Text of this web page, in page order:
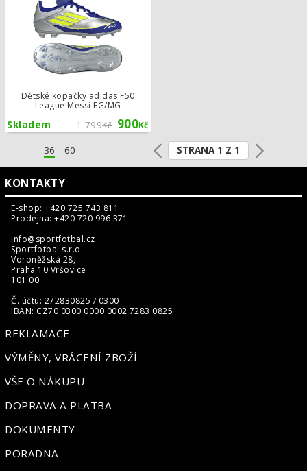
Dětské kopačky adidas F50
League Messi FG/MG
1 799Kč 900Kč
Skladem
36 60 STRANA 1 Z 1
KONTAKTY
E-shop: +420 725 743 811
Prodejna: +420 720 996 371
info@sportfotbal.cz
Sportfotbal s.r.o.
Voroněžská 28,
Praha 10 Vršovice
101 00
Č. účtu: 272830825 / 0300
IBAN: CZ70 0300 0000 0002 7283 0825
REKLAMACE
VÝMĚNY, VRÁCENÍ ZBOŽÍ
VŠE O NÁKUPU
DOPRAVA A PLATBA
DOKUMENTY
PORADNA